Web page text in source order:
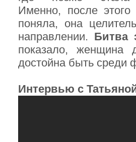
Именно, после
поняла, она
направлении. Битва
показало, женщина
достойна быть среди
Интервью с